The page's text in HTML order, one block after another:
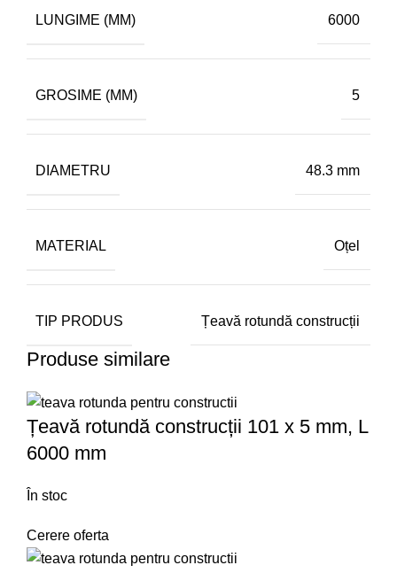
LUNGIME (MM) 6000
GROSIME (MM) 5
DIAMETRU 48.3 mm
MATERIAL Oțel
TIP PRODUS Țeavă rotundă construcții
Produse similare
Țeavă rotundă construcții 101 x 5 mm, L
6000 mm
În stoc
Cerere oferta